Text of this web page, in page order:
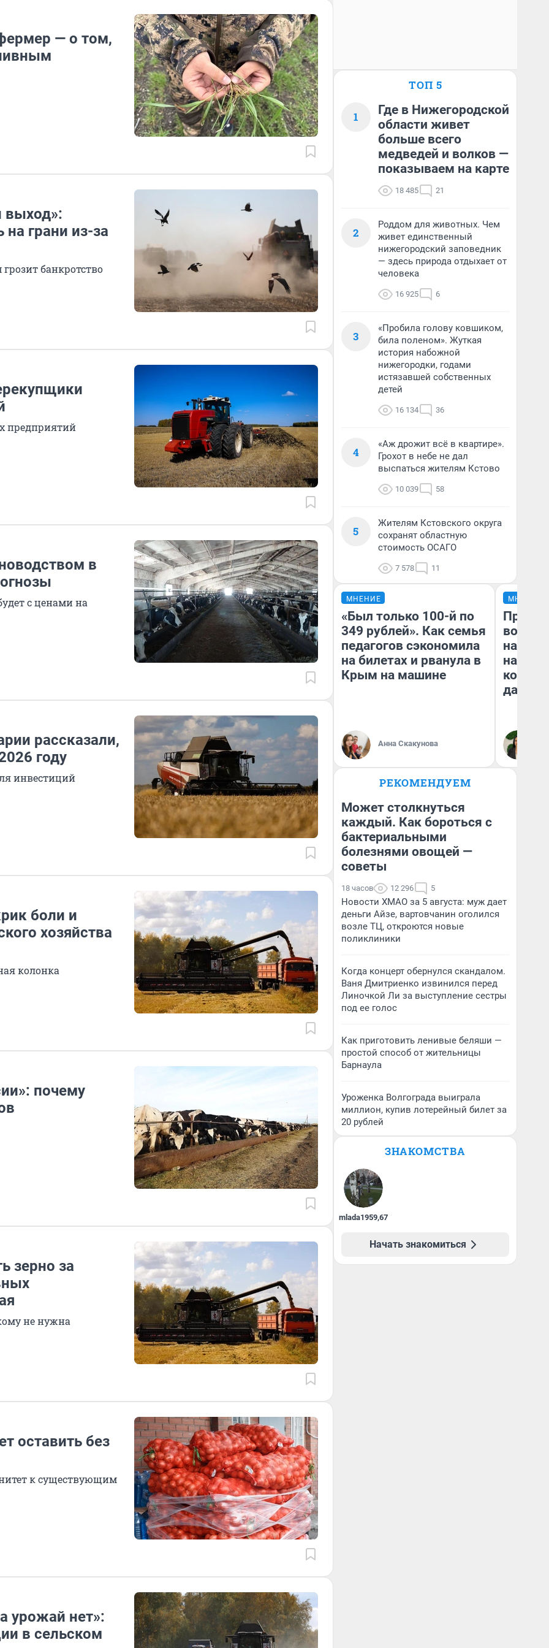
— о том,
выход»:
грани из-за
банкротство
предприятий
в
с ценами на
рассказали,
году
инвестиций
боли и
хозяйства
колонка
почему
зерно за
не нужна
оставить без
к существующим
урожай нет»:
в сельском
ТОП 5
1
Где в Нижегородской
области живет
больше всего
медведей и волков —
показываем на карте
18 485 21
2
Роддом для животных. Чем
живет единственный
нижегородский заповедник
— здесь природа отдыхает от
человека
16 925 6
3
«Пробила голову ковшиком,
била поленом». Жуткая
история набожной
нижегородки, годами
истязавшей собственных
детей
16 134 36
4
«Аж дрожит всё в квартире».
Грохот в небе не дал
выспаться жителям Кстово
10 039 58
5
Жителям Кстовского округа
сохранят областную
стоимость ОСАГО
7 578 11
МНЕНИЕ
«Был только 100-й по
349 рублей». Как семья
педагогов сэкономила
на билетах и рванула в
Крым на машине
Анна Скакунова
МНЕНИЕ
нам
даже
РЕКОМЕНДУЕМ
Может столкнуться
каждый. Как бороться с
бактериальными
болезнями овощей —
советы
18 часов 12 296 5
Новости ХМАО за 5 августа: муж дает
деньги Айзе, вартовчанин оголился
возле ТЦ, откроются новые
поликлиники
Когда концерт обернулся скандалом.
Ваня Дмитриенко извинился перед
Линочкой Ли за выступление сестры
под ее голос
Как приготовить ленивые беляши —
простой способ от жительницы
Барнаула
Уроженка Волгограда выиграла
миллион, купив лотерейный билет за
20 рублей
ЗНАКОМСТВА
mlada1959,67
Начать знакомиться